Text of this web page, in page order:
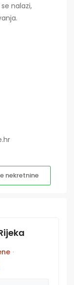
nalazi,
nekretnine
·